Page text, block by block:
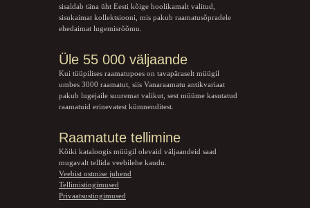
sisaldab täna üht Eesti kõige hoolikamalt valitud,
sisukaimat kollektsiooni, mis pakub raamatusõpradele
ehedaimat lugemisrõõmu.
Üle 55 000 väljaande
Kui tüüpilises raamatupoes on tavapäraselt müügil
umbes 3000 raamatut, siis Vanaraamatu antikvariaat
pakub lugejaile suuremat valikut, sest müüme kasutatud
raamatuid erinevatest kümnenditest.
Raamatute tellimine
Kõiki kataloogis müügil olevaid väljaandeid saad
mugavalt tellida veebilehe kaudu.
Veebist ostmise juhend
Tellimistingimused
Privaatsustingimused